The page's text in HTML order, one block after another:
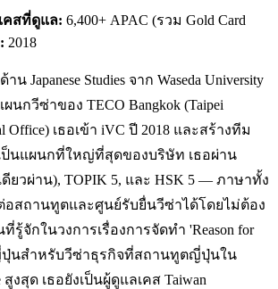
เคสที่ดูแล: 6,400+ APAC (รวม Gold Card
2018
Japanese Studies จาก Waseda University
นกวีซ่าของ TECO Bangkok (Taipei
Office) เธอเข้า iVC ปี 2018 และสร้างทีม
ป็นแผนกที่ใหญ่ที่สุดของบริษัท เธอผ่าน
ดียวผ่าน), TOPIK 5, และ HSK 5 — ภาษาทั้ง
อสถานทูตและศูนย์รับยื่นวีซ่าได้โดยไม่ต้อง
จักในวงการเรื่องการจัดทำ 'Reason for
ปุ่นสำหรับวีซ่าธุรกิจที่สถานทูตญี่ปุ่นใน
งสุด เธอยังเป็นผู้ดูแลเคส Taiwan